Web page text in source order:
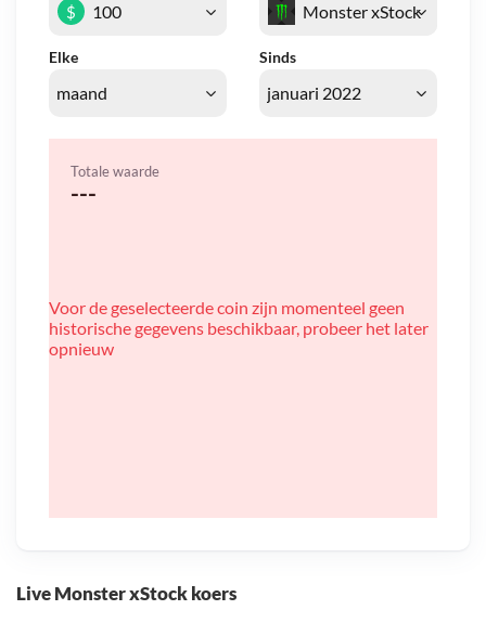
Live Monster xStock koers
Elke Sinds
$
Totale waarde
---
Voor de geselecteerde coin zijn momenteel geen
historische gegevens beschikbaar, probeer het later
opnieuw